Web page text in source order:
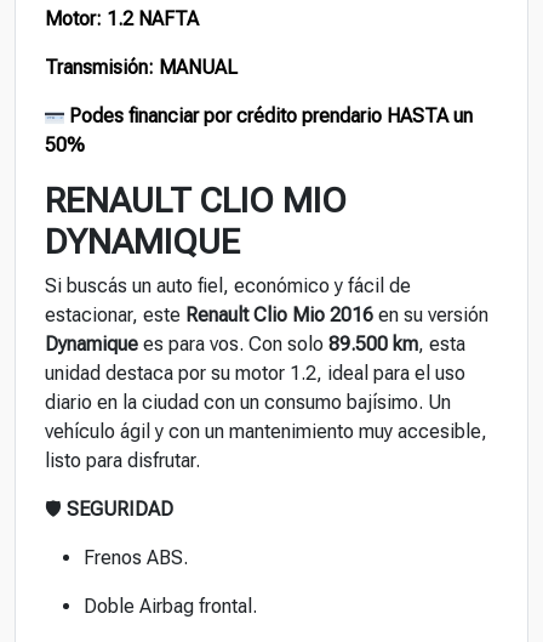
Motor: 1.2 NAFTA
Transmisión: MANUAL
Podes financiar por crédito prendario HASTA un
50%
RENAULT CLIO MIO
DYNAMIQUE
Si buscás un auto fiel, económico y fácil de
estacionar, este Renault Clio Mio 2016 en su versión
Dynamique es para vos. Con solo 89.500 km, esta
unidad destaca por su motor 1.2, ideal para el uso
diario en la ciudad con un consumo bajísimo. Un
vehículo ágil y con un mantenimiento muy accesible,
listo para disfrutar.
🛡 SEGURIDAD
Frenos ABS.
Doble Airbag frontal.